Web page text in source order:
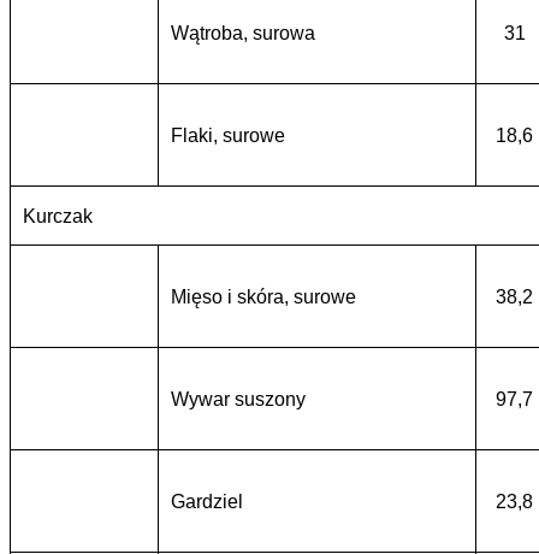
Wątroba, surowa 31
Flaki, surowe 18,6
Kurczak
Mięso i skóra, surowe 38,2
Wywar suszony 97,7
Gardziel 23,8